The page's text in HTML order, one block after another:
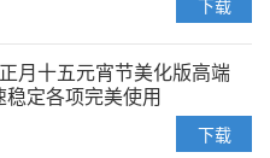
下载
月十五元宵节美化版高端
定各项完美使用
下载